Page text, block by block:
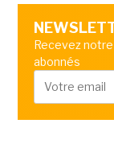
Recevez
abonnés